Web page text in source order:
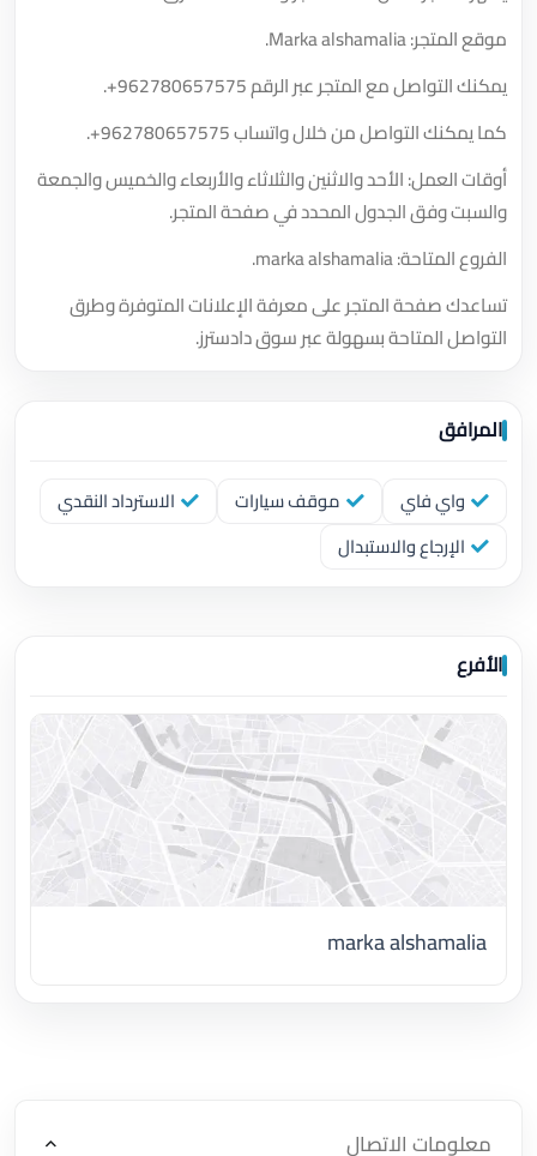
موقع المتجر: Marka alshamalia.
يمكنك التواصل مع المتجر عبر الرقم+962780657575
.
كما يمكنك التواصل من خلال واتساب+962780657575
.
أوقات العمل: الأحد والاثنين والثلاثاء والأربعاء والخميس والجمعة
والسبت وفق الجدول المحدد في صفحة المتجر.
الفروع المتاحة: marka alshamalia.
تساعدك صفحة المتجر على معرفة الإعلانات المتوفرة وطرق
التواصل المتاحة بسهولة عبر سوق دادسترز.
المرافق
واي فاي موقف سيارات
الاسترداد النقدي
الإرجاع والاستبدال
الأفرع
marka alshamalia
معلومات الاتصال